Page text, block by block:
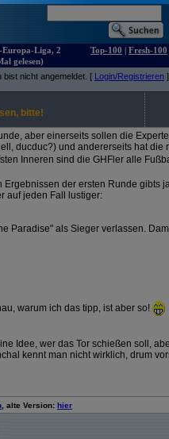
Europa-Liga, 2
gelesen)
Top-100 | Fresh-100
bist nicht angemeldet. [ Login/Registrieren ]
bitte!
aber einerseits sollen die
ducduc?) und andererseits hat die
Inneren sind die GHFler alle
Ergebnissen der ersten Runde gibts
auf jeden Fall lustiger:
Paradise" als Sieger verlassen.
warum ich das tipp, ist aber so!
Idee, wer das Tor schießen soll,
kennt man nicht wirklich, drum
, alte Version: hier